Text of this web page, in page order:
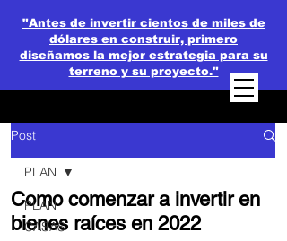
"Antes de invertir cientos de miles de
dólares en construir, primero
diseñamos la mejor estrategia para su
terreno y su proyecto."
Post
PLAN
CASAS
PLAN
Como comenzar a invertir en
bienes raíces en 2022